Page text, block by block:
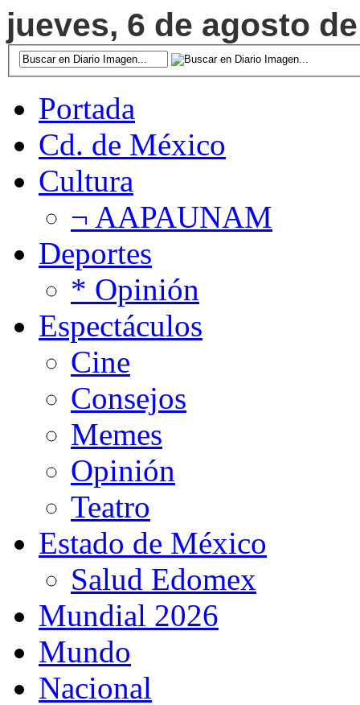
jueves, 6 de agosto
Portada
Cd. de México
Cultura
¬ AAPAUNAM
Deportes
* Opinión
Espectáculos
Cine
Consejos
Memes
Opinión
Teatro
Estado de México
Salud Edomex
Mundial 2026
Mundo
Nacional